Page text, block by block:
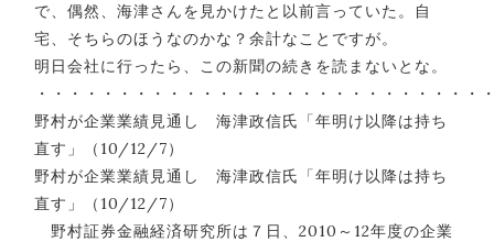
で、偶然、海津さんを見かけたと以前言っていた。自
宅、そちらのほうなのかな？余計なことですが。
明日会社に行ったら、この新聞の続きを読まないとな。
・・・・・・・・・・・・・・・・・・・・・・・・・・
野村が企業業績見通し 海津政信氏「年明け以降は持ち
直す」（10/12/7）
野村が企業業績見通し 海津政信氏「年明け以降は持ち
直す」（10/12/7）
野村証券金融経済研究所は７日、2010～12年度の企業